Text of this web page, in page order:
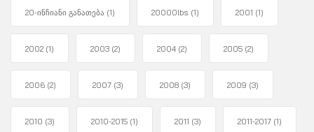
20-ინჩიანი განათება (1) 20000lbs (1) 2001 (1)
2002 (1) 2003 (2) 2004 (2) 2005 (2)
2006 (2) 2007 (3) 2008 (3) 2009 (3)
2010 (3) 2010-2015 (1) 2011 (3) 2011-2017 (1)